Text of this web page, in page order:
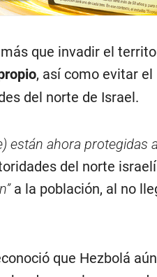
que invadir el
, así como evitar
del norte de Israel.
están ahora protegidas
del norte
a la población, al no
que Hezbolá